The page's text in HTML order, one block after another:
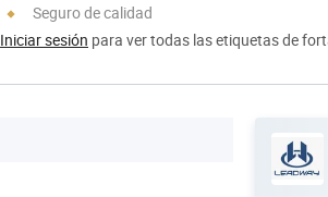
Seguro de calidad
Iniciar sesión para ver todas las etiquetas de